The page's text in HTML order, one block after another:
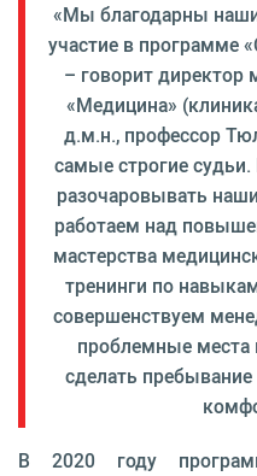
«Мы благодарны
участие в программе
– говорит
«Медицина»
д.м.н., профессор
самые строгие
разочаровывать
работаем над
мастерства
тренинги по
совершенствуем
проблемные места
сделать
В 2020 году